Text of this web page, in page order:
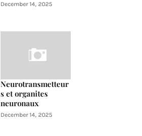
December 14, 2025
Neurotransmetteur
s et organites
neuronaux
December 14, 2025